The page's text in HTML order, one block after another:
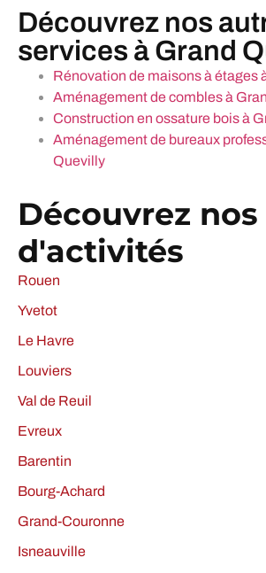
Découvrez nos
services à Grand
Rénovation de maisons à étages
Aménagement de combles à
Construction en ossature bois à
Aménagement de bureaux
Quevilly
Découvrez nos
d'activités
Rouen
Yvetot
Le Havre
Louviers
Val de Reuil
Evreux
Barentin
Bourg-Achard
Grand-Couronne
Isneauville